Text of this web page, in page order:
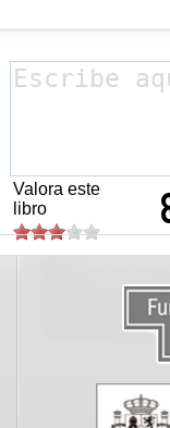
Valora este
libro